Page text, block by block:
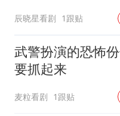
辰晓星看剧 1跟贴
武警扮演的恐怖
要抓起来
麦粒看剧 1跟贴